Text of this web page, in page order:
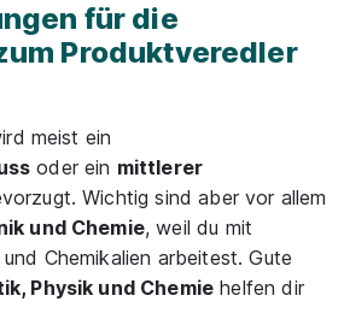
für die
Produktveredler
meist ein
oder ein mittlerer
Wichtig sind aber vor allem
und Chemie, weil du mit
Chemikalien arbeitest. Gute
Physik und Chemie helfen dir